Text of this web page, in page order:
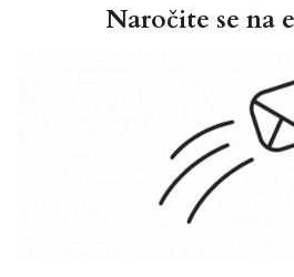
Naročite se na